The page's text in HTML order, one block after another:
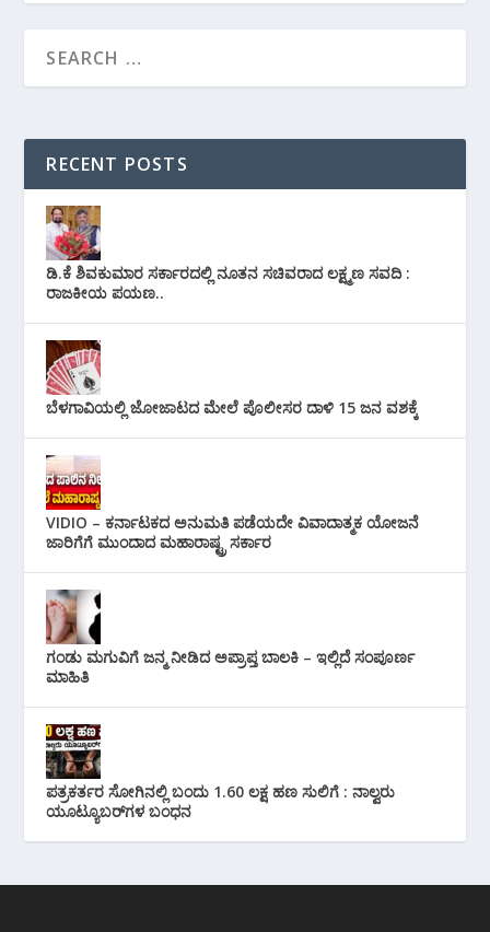
RECENT POSTS
ಡಿ.ಕೆ ಶಿವಕುಮಾರ ಸರ್ಕಾರದಲ್ಲಿ ನೂತನ ಸಚಿವರಾದ ಲಕ್ಷ್ಮಣ ಸವದಿ :
ರಾಜಕೀಯ ಪಯಣ..
ಬೆಳಗಾವಿಯಲ್ಲಿ ಜೋಜಾಟದ ಮೇಲೆ ಪೊಲೀಸರ ದಾಳಿ 15 ಜನ ವಶಕ್ಕೆ
VIDIO – ಕರ್ನಾಟಕದ ಅನುಮತಿ ಪಡೆಯದೇ ವಿವಾದಾತ್ಮಕ ಯೋಜನೆ
ಜಾರಿಗೆಗೆ ಮುಂದಾದ ಮಹಾರಾಷ್ಟ್ರ ಸರ್ಕಾರ
ಗಂಡು ಮಗುವಿಗೆ ಜನ್ಮ ನೀಡಿದ ಅಪ್ರಾಪ್ತ ಬಾಲಕಿ – ಇಲ್ಲಿದೆ ಸಂಪೂರ್ಣ
ಮಾಹಿತಿ
ಪತ್ರಕರ್ತರ ಸೋಗಿನಲ್ಲಿ ಬಂದು 1.60 ಲಕ್ಷ ಹಣ ಸುಲಿಗೆ : ನಾಲ್ವರು
ಯೂಟ್ಯೂಬರ್‌ಗಳ ಬಂಧನ